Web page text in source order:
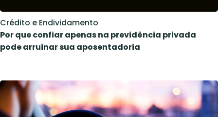
Crédito e Endividamento
Por que confiar apenas na previdência privada
pode arruinar sua aposentadoria